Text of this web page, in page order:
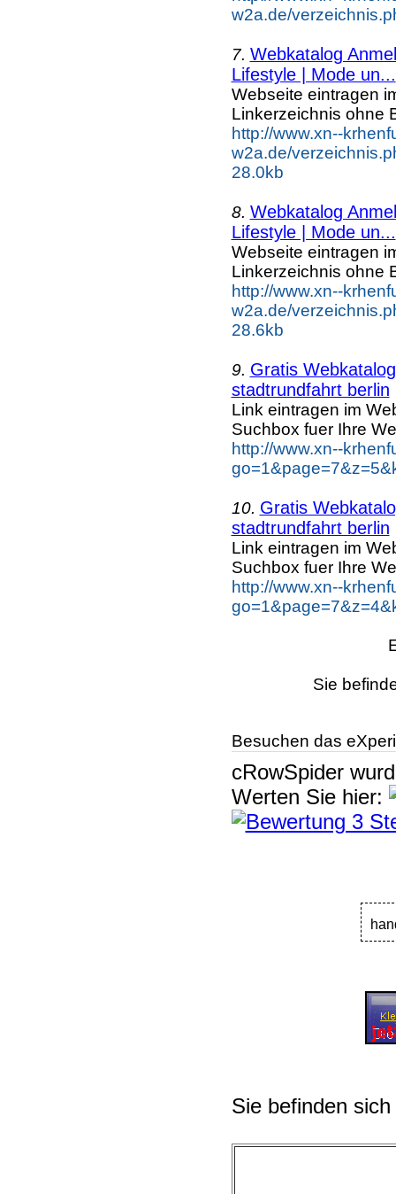
w2a.de/
7. Webkatalog
Lifestyle | Mode un...
Webseite eintragen
Linkerzeichnis ohne
http://www.xn--
w2a.de/
28.0kb
8. Webkatalog
Lifestyle | Mode un...
Webseite eintragen
Linkerzeichnis ohne
http://www.xn--
w2a.de/
28.6kb
9. Gratis
stadtrundfahrt berlin
Link eintragen im
Suchbox fuer Ihre
http://www.xn--
10. Gratis
stadtrundfahrt berlin
Link eintragen im
Suchbox fuer Ihre
http://www.xn--
Sie
Besuchen das
cRowSpider
Werten Sie hier:
Sie befinden